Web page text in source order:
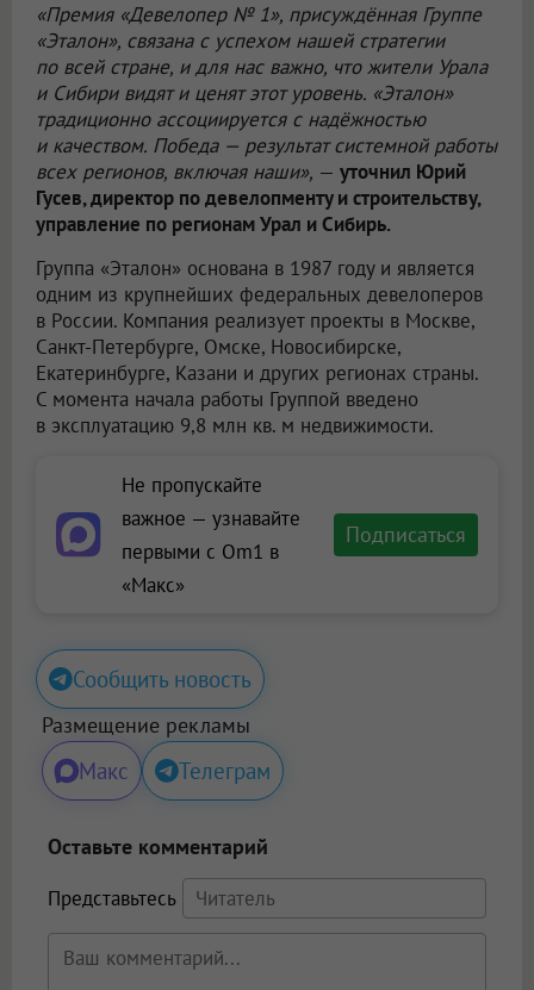
«Премия «Девелопер № 1», присуждённая Группе
«Эталон», связана с успехом нашей стратегии
по всей стране, и для нас важно, что жители Урала
и Сибири видят и ценят этот уровень. «Эталон»
традиционно ассоциируется с надёжностью
и качеством. Победа — результат системной работы
всех регионов, включая наши», — уточнил Юрий
Гусев, директор по девелопменту и строительству,
управление по регионам Урал и Сибирь.
Группа «Эталон» основана в 1987 году и является
одним из крупнейших федеральных девелоперов
в России. Компания реализует проекты в Москве,
Санкт-Петербурге, Омске, Новосибирске,
Екатеринбурге, Казани и других регионах страны.
С момента начала работы Группой введено
в эксплуатацию 9,8 млн кв. м недвижимости.
Не пропускайте
важное — узнавайте
первыми с Om1 в
«Макс»
Подписаться
Сообщить новость
Размещение рекламы
Макс Телеграм
Оставьте комментарий
Представьтесь